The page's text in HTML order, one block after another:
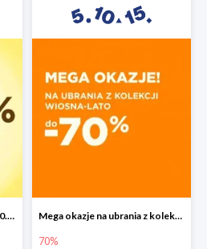
Dodatkowe 20% rabatu w 5.10.15 Mega okazje na ubrania z kolekcji wiosna-lato do -70%
70%